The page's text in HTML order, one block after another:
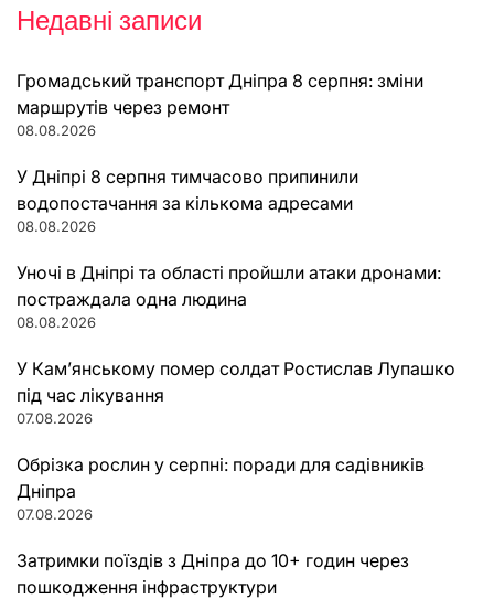
Недавні записи
Громадський транспорт Дніпра 8 серпня: зміни
маршрутів через ремонт
08.08.2026
У Дніпрі 8 серпня тимчасово припинили
водопостачання за кількома адресами
08.08.2026
Уночі в Дніпрі та області пройшли атаки дронами:
постраждала одна людина
08.08.2026
У Кам’янському помер солдат Ростислав Лупашко
під час лікування
07.08.2026
Обрізка рослин у серпні: поради для садівників
Дніпра
07.08.2026
Затримки поїздів з Дніпра до 10+ годин через
пошкодження інфраструктури